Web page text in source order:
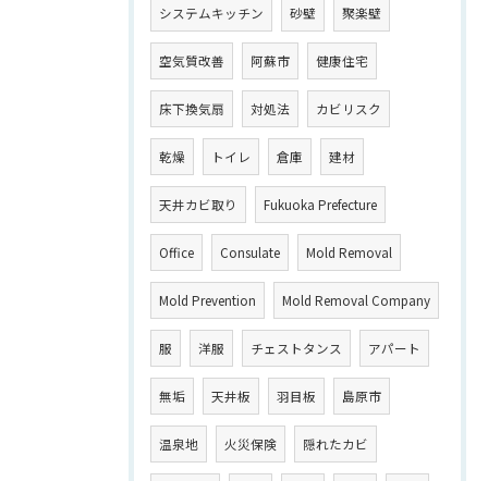
システムキッチン 砂壁 聚楽壁
空気質改善 阿蘇市 健康住宅
床下換気扇 対処法 カビリスク
乾燥 トイレ 倉庫 建材
天井カビ取り Fukuoka Prefecture
Office Consulate Mold Removal
Mold Prevention Mold Removal Company
服 洋服 チェストタンス アパート
無垢 天井板 羽目板 島原市
温泉地 火災保険 隠れたカビ